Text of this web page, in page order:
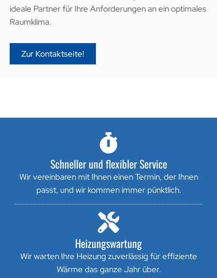
ideale Partner für Ihre Anforderungen an ein optimales
Raumklima.
Zur Kontaktseite!
Schneller und flexibler Service
Wir vereinbaren mit Ihnen einen Termin, der Ihnen
passt, und wir kommen immer pünktlich.
Heizungswartung
Wir warten Ihre Heizung zuverlässig für effiziente
Wärme das ganze Jahr über.